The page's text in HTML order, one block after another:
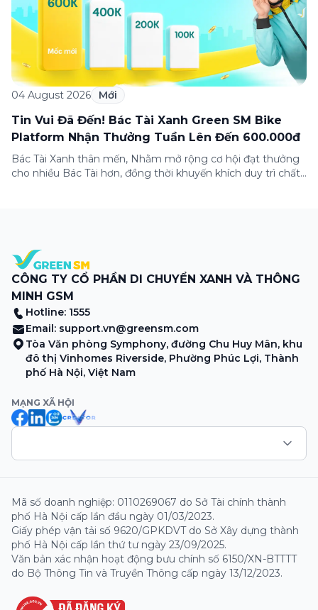
04 August 2026 Mới
Tin Vui Đã Đến! Bác Tài Xanh Green SM Bike
Platform Nhận Thưởng Tuần Lên Đến 600.000đ
Bác Tài Xanh thân mến, Nhằm mở rộng cơ hội đạt thưởng
cho nhiều Bác Tài hơn, đồng thời khuyến khích duy trì chất
CÔNG TY CỔ PHẦN DI CHUYỂN XANH VÀ THÔNG
MINH GSM
Hotline: 1555
Email: support.vn@greensm.com
Tòa Văn phòng Symphony, đường Chu Huy Mân, khu
đô thị Vinhomes Riverside, Phường Phúc Lợi, Thành
phố Hà Nội, Việt Nam
MẠNG XÃ HỘI
Mã số doanh nghiệp: 0110269067 do Sở Tài chính thành
phố Hà Nội cấp lần đầu ngày 01/03/2023.
Giấy phép vận tải số 9620/GPKDVT do Sở Xây dựng thành
phố Hà Nội cấp lần thứ tư ngày 23/09/2025.
Văn bản xác nhận hoạt động bưu chính số 6150/XN-BTTTT
do Bộ Thông Tin và Truyền Thông cấp ngày 13/12/2023.